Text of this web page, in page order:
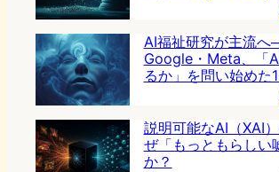
AI福祉研究が主流へ
Google・Meta、「
るか」を問い始めた
説明可能なAI（XAI
ぜ「もっともらしい
か？